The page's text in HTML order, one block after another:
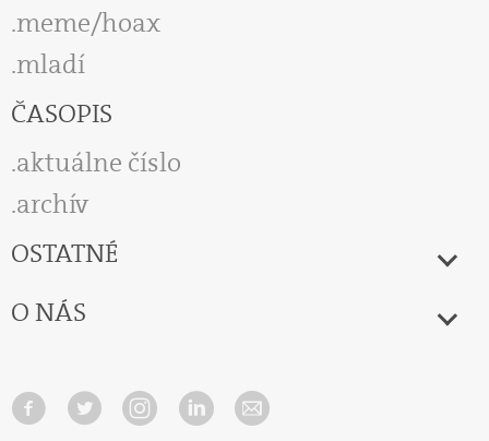
meme/hoax
mladí
ČASOPIS
aktuálne číslo
archív
OSTATNÉ
O NÁS